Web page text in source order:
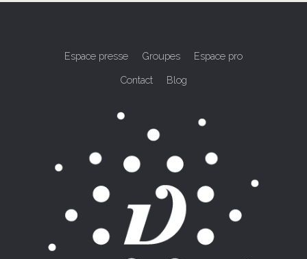
Espace presse Groupes Espace pro
Contact Blog